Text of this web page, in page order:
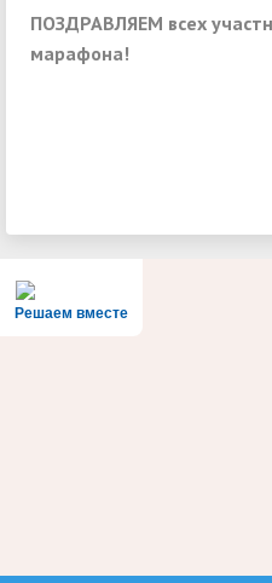
ПОЗДРАВЛЯЕМ всех
марафона!
Решаем вместе